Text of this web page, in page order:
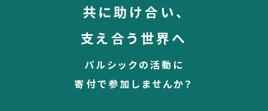
共に助け合い、
支え合う世界へ
パルシックの活動に
寄付で参加しませんか？